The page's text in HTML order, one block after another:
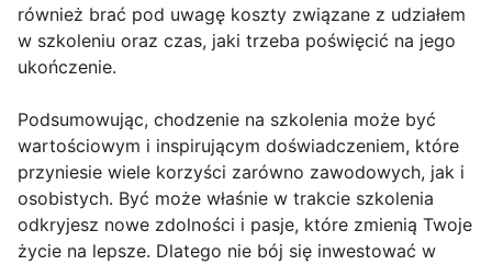
również brać pod uwagę koszty związane z udziałem
w szkoleniu oraz czas, jaki trzeba poświęcić na jego
ukończenie.
Podsumowując, chodzenie na szkolenia może być
wartościowym i inspirującym doświadczeniem, które
przyniesie wiele korzyści zarówno zawodowych, jak i
osobistych. Być może właśnie w trakcie szkolenia
odkryjesz nowe zdolności i pasje, które zmienią Twoje
życie na lepsze. Dlatego nie bój się inwestować w